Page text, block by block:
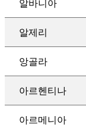
알바니아
알제리
앙골라
아르헨티나
아르메니아